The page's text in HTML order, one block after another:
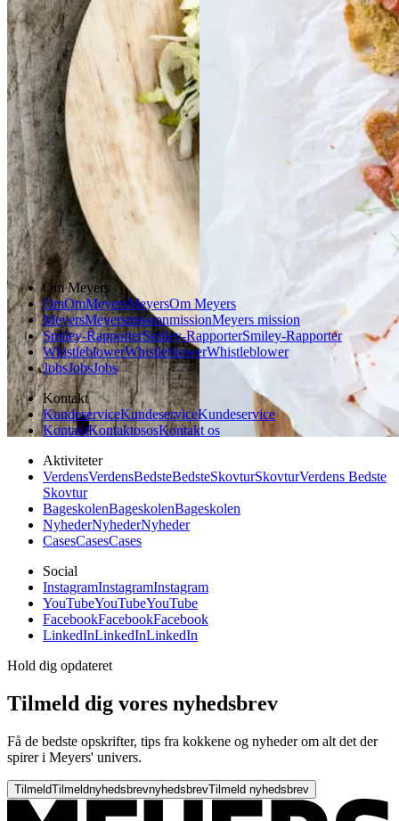
Gem opskrift
Aftensmad
Forårsmad
Sommermad
Dansk mad
Om Meyers
OmOmMeyersMeyersOm Meyers
MeyersMeyersmissionmissionMeyers mission
Smiley-RapporterSmiley-RapporterSmiley-Rapporter
WhistleblowerWhistleblowerWhistleblower
JobsJobsJobs
Kontakt
KundeserviceKundeserviceKundeservice
KontaktKontaktososKontakt os
Aktiviteter
VerdensVerdensBedsteBedsteSkovturSkovturVerdens Bedste
Skovtur
BageskolenBageskolenBageskolen
NyhederNyhederNyheder
CasesCasesCases
Social
InstagramInstagramInstagram
YouTubeYouTubeYouTube
FacebookFacebookFacebook
LinkedInLinkedInLinkedIn
Hold dig opdateret
Tilmeld dig vores nyhedsbrev
Få de bedste opskrifter, tips fra kokkene og nyheder om alt det der
spirer i Meyers' univers.
TilmeldTilmeldnyhedsbrevnyhedsbrevTilmeld nyhedsbrev